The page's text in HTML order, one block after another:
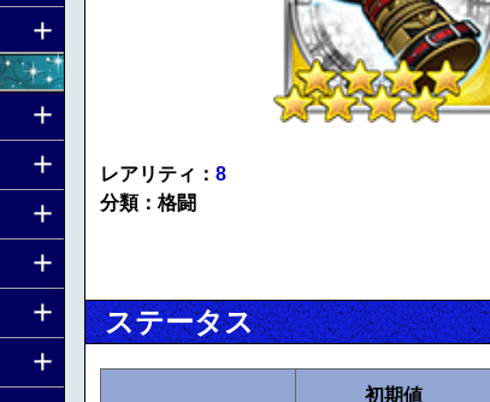
レアリティ： 8
分類：格闘
ステータス
初期値